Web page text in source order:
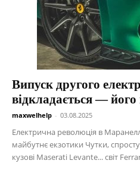
Випуск другого
відкладається — його
maxwelhelp - 03.08.2025
Електрична революція в
майбутнє екзотики Чутки,
кузові Maserati Levante... світ